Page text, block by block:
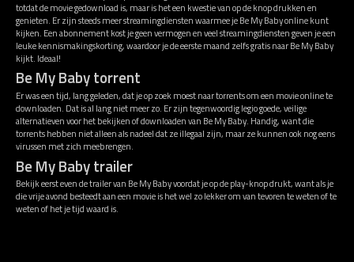
totdat de movie gedownload is, maar is het een kwestie van op de knop drukken en
genieten. Er zijn steeds meer streamingdiensten waarmee je Be My Baby online kunt
kijken. Een abonnement kost je geen vermogen en veel streamingdiensten geven je een
leuke kennismakingskorting, waardoor je de eerste maand zelfs gratis naar Be My Baby
kijkt. Ideaal!
Be My Baby torrent
Er was een tijd, lang geleden, dat je op zoek moest naar torrents om een movie online te
downloaden. Dat is al lang niet meer zo. Er zijn tegenwoordig legio goede, veilige
alternatieven voor het bekijken of downloaden van Be My Baby. Handig, want die
torrents hebben niet alleen als nadeel dat ze illegaal zijn, maar ze kunnen ook nog eens
virussen met zich meebrengen.
Be My Baby trailer
Bekijk eerst even de trailer van Be My Baby voordat je op de play-knop drukt, want als je
die vrije avond besteedt aan een movie is het wel zo lekker om van tevoren te weten of te
weten of het je tijd waard is.